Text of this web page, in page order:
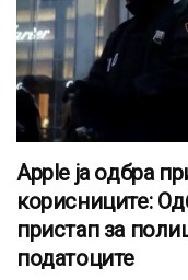
Apple ја одбра
корисниците:
пристап за
податоците